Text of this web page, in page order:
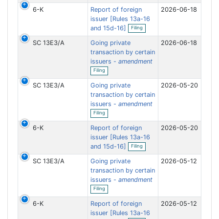
i
n
g
e
f
i
i
g
6-K
Report of foreign
issuer [Rules 13a-16
and 15d-16]
Filing
O
e
f
l
2026-06-18
SC 13E3/A
Going private
transaction by certain
issuers - amendment
Filing
O
e
n
f
l
n
g
2026-06-18
SC 13E3/A
Going private
transaction by certain
issuers - amendment
Filing
O
e
n
f
l
i
n
g
2026-05-20
6-K
Report of foreign
issuer [Rules 13a-16
and 15d-16]
Filing
O
e
f
l
n
2026-05-20
SC 13E3/A
Going private
transaction by certain
issuers - amendment
Filing
O
e
n
f
2026-05-12
6-K
Report of foreign
issuer [Rules 13a-16
O
2026-05-12